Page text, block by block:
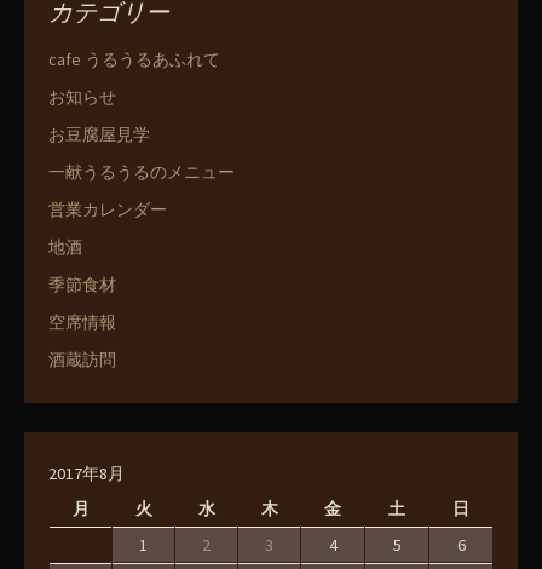
カテゴリー
cafe うるうるあふれて
お知らせ
お豆腐屋見学
一献うるうるのメニュー
営業カレンダー
地酒
季節食材
空席情報
酒蔵訪問
2017年8月
月
火 水 木 金 土 日
1 2 3 4 5
6